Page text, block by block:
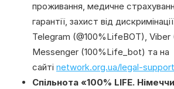
проживання, медичне
гарантії, захист від
Telegram (@100%LifeBOT), Viber
Messenger (100%Life_bot) та на
сайті network.org.ua/legal-support
Спільнота «100% LIFE.